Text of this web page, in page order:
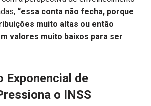
“essa conta não fecha, porque
muito altas ou então
valores muito baixos para ser
Exponencial de
o INSS